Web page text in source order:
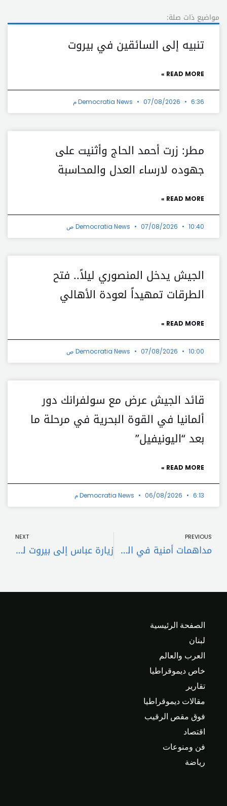
مواضيع ذات صلة:
تنبيه إلى السائقين في بيروت
READ MORE »
Democratia News 07/08/2026 6:36 م
مطر: زرت أحمد الحاج وأثنيت على
جهوده لارساء العدل والمحاسبة
READ MORE »
Democratia News 07/08/2026 10:40 ص
الجيش يدخل المنصوري ليلاً.. فتح
الطرقات تمهيداً لعودة الأهالي
READ MORE »
Democratia News 07/08/2026 10:00 ص
قائد الجيش عرض مع سولفرانك دور
ألمانيا في القوة البحرية في مرحلة ما
بعد “اليونيفيل”
READ MORE »
Democratia News 06/08/2026 6:13 م
PREVIOUS
مداهمات أمنية في الشمال والبقاع: توقيف مطلوبين وضبط أسلحة ومخدرات
NEXT
زيارة عباس إلى بيروت لبحث سحب السلاح من المخيمات الفلسطينية
الصفحة الرئيسية
لبنان
العرب والعالم
خاص ديموقراطيا
تقارير
مقالات ديموقراطيا
فوق مقص الرقيب
اقتصاد
فن ومنوعات
رياضة